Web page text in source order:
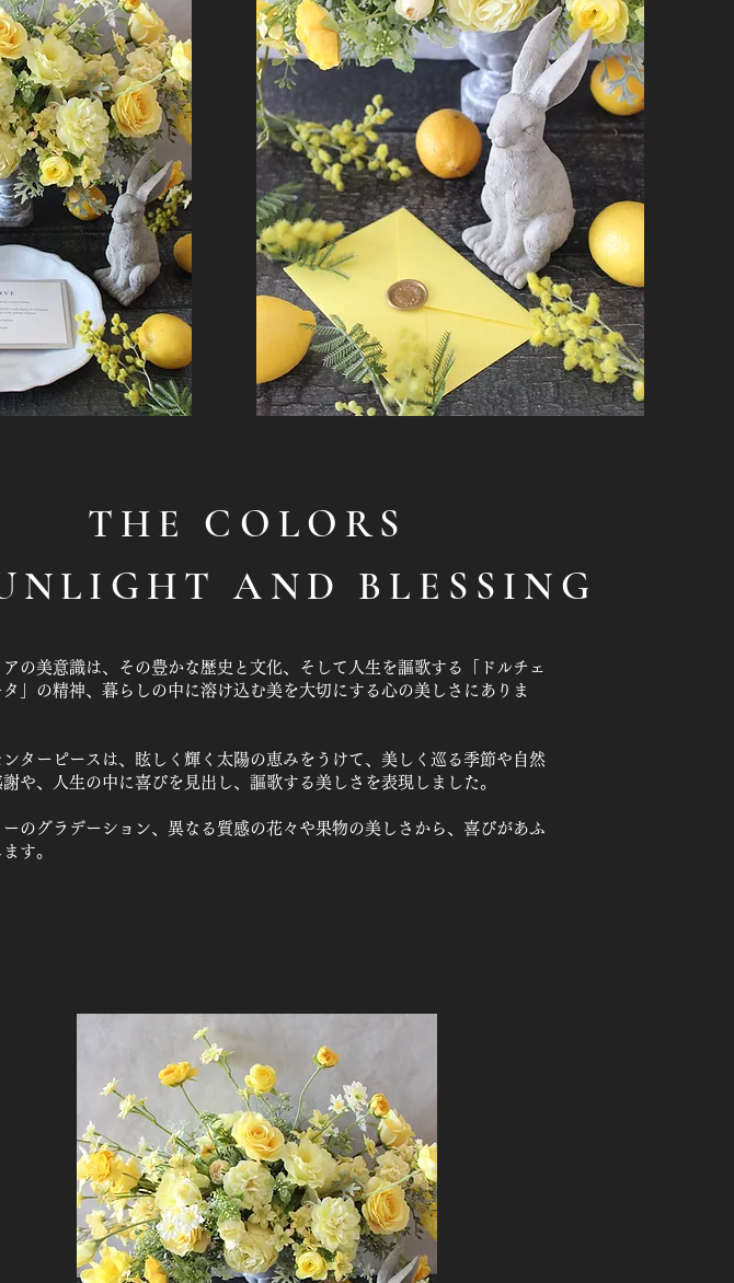
THE COLORS
AND BLESSING
アの美意識は、その豊かな歴史と文化、そして人生を謳歌する「ドルチェ
タ」の精神、暮らしの中に溶け込む美を大切にする心の美しさにありま
ンターピースは、眩しく輝く太陽の恵みをうけて、美しく巡る季節や自然
謝や、人生の中に喜びを見出し、謳歌する美しさを表現しました。
ーのグラデーション、異なる質感の花々や果物の美しさから、喜びがあふ
す。